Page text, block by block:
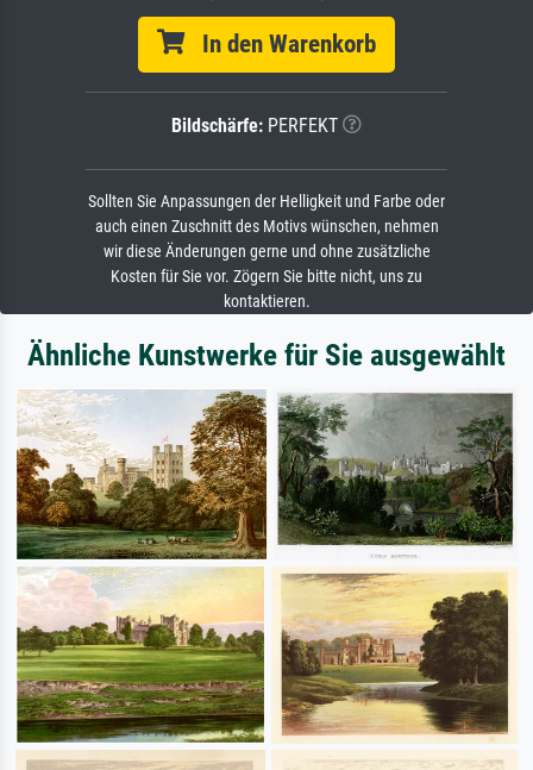
In den Warenkorb
Bildschärfe: PERFEKT
Sollten Sie Anpassungen der Helligkeit und Farbe oder
auch einen Zuschnitt des Motivs wünschen, nehmen
wir diese Änderungen gerne und ohne zusätzliche
Kosten für Sie vor. Zögern Sie bitte nicht, uns zu
kontaktieren.
Ähnliche Kunstwerke für Sie ausgewählt